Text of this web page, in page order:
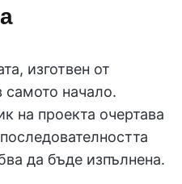
изготвен от
начало.
на проекта очертава
да бъде изпълнена.